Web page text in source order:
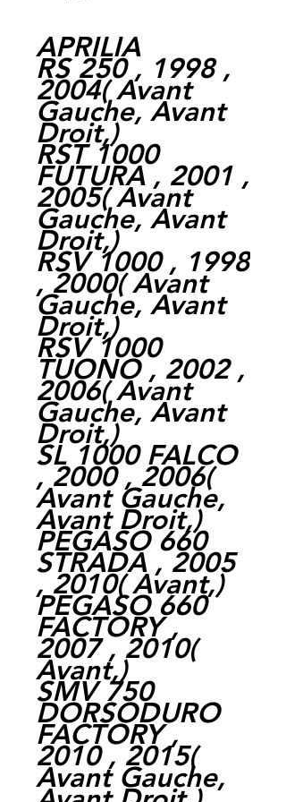
APRILIA
RS 250 , 1998 ,
2004(Avant
Gauche, Avant
Droit,)
RST 1000
FUTURA , 2001 ,
2005(Avant
Gauche, Avant
Droit,)
RSV 1000 , 1998
, 2000(Avant
Gauche, Avant
Droit,)
RSV 1000
TUONO , 2002 ,
2006(Avant
Gauche, Avant
Droit,)
SL 1000 FALCO
, 2000 , 2006(
Avant Gauche,
Avant Droit,)
PEGASO 660
STRADA , 2005
, 2010(Avant,)
PEGASO 660
FACTORY ,
2007 , 2010(
Avant,)
SMV 750
DORSODURO
FACTORY ,
2010 , 2015(
Avant Gauche,